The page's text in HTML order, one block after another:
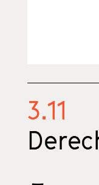
3.11